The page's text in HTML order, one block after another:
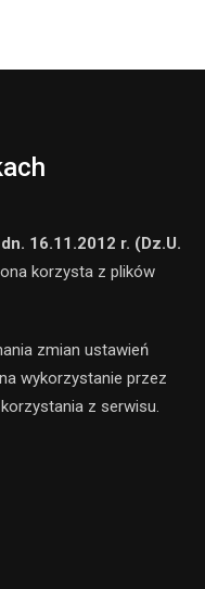
16.11.2012 r. (Dz.U.
korzysta z plików
zmian ustawień
wykorzystanie przez
z serwisu.